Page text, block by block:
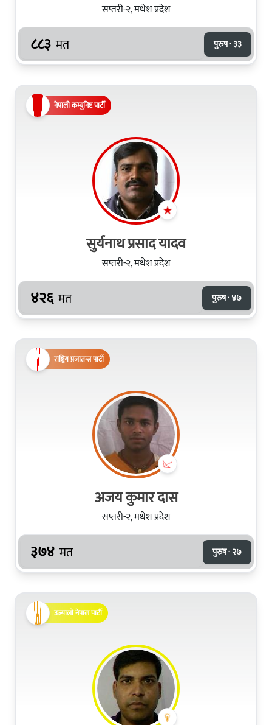
सप्तरी-२, मधेश प्रदेश
८८३ मत पुरुष · ३३
नेपाली कम्युनिष्ट पार्टी
सुर्यनाथ प्रसाद यादव
सप्तरी-२, मधेश प्रदेश
४२६ मत पुरुष · ४७
राष्ट्रिय प्रजातन्त्र पार्टी
अजय कुमार दास
सप्तरी-२, मधेश प्रदेश
३७४ मत पुरुष · २७
उज्यालो नेपाल पार्टी